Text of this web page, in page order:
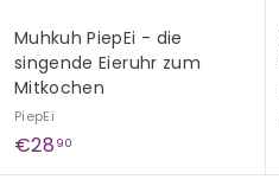
Muhkuh PiepEi - die
singende Eieruhr zum
Mitkochen
PiepEi
€28 90
2